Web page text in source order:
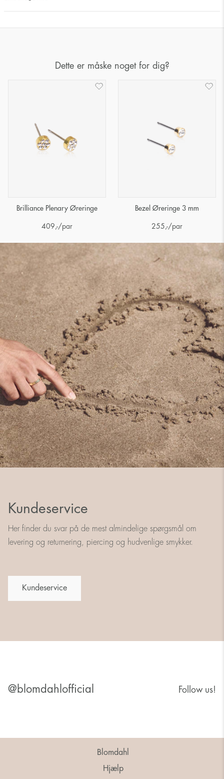
Dette er måske noget for dig?
Brilliance Plenary Øreringe
409 ,-/par
Bezel Øreringe 3 mm
255 ,-/par
Kundeservice
Her finder du svar på de mest almindelige spørgsmål om
levering og returnering, piercing og hudvenlige smykker.
Kundeservice
@blomdahlofficial Follow us!
Blomdahl
Hjælp